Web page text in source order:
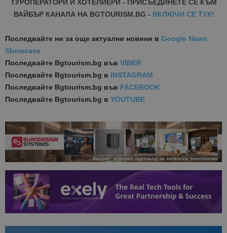
ТУРОПЕРАТОРИ И ХОТЕЛИЕРИ - ПРИСЪЕДИНЕТЕ СЕ КЪМ
ВАЙБЪР КАНАЛА НА BGTOURISM.BG - ВКЛЮЧИ СЕ ТУК!
Последвайте ни за още актуални новини в Google News
Showcase
Последвайте Bgtourism.bg във VIBER
Последвайте Bgtourism.bg в INSTAGRAM
Последвайте Bgtourism.bg във FACEBOOK
Последвайте Bgtourism.bg в YOUTUBE